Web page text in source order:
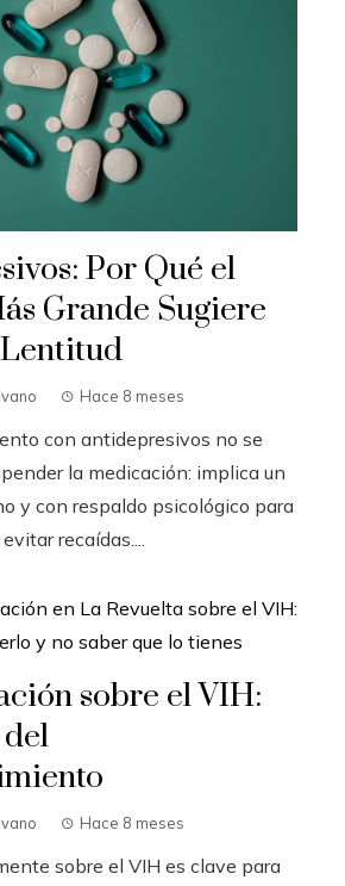
Por Qué el
Grande Sugiere
Hace 8 meses
con antidepresivos no se
la medicación: implica un
y con respaldo psicológico para
recaídas....
sobre el VIH:
Hace 8 meses
sobre el VIH es clave para